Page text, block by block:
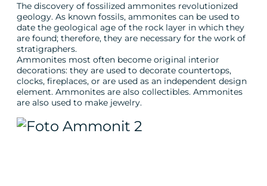
The discovery of fossilized ammonites revolutionized
geology. As known fossils, ammonites can be used to
date the geological age of the rock layer in which they
are found; therefore, they are necessary for the work of
stratigraphers.
Ammonites most often become original interior
decorations: they are used to decorate countertops,
clocks, fireplaces, or are used as an independent design
element. Ammonites are also collectibles. Ammonites
are also used to make jewelry.